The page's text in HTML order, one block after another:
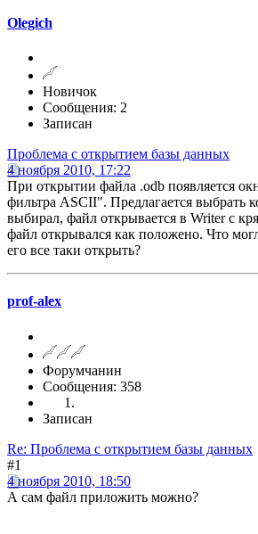
Olegich
Новичок
Сообщения: 2
Записан
Проблема с открытием базы данных
4 ноября 2010, 17:22
При открытии файла .odb появляется
фильтра ASCII". Предлагается выбрать
выбирал, файл открывается в Writer с
файл открывался как положено. Что
его все таки открыть?
prof-alex
Форумчанин
Сообщения: 358
Записан
Re: Проблема с открытием базы данных
#1
4 ноября 2010, 18:50
А сам файл приложить можно?